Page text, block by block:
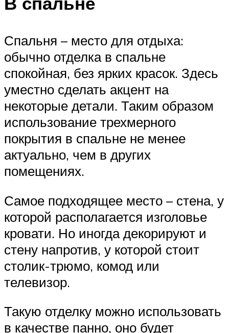
Спальня – место для отдыха:
обычно отделка в спальне
спокойная, без ярких красок. Здесь
уместно сделать акцент на
некоторые детали. Таким образом
использование трехмерного
покрытия в спальне не менее
актуально, чем в других
помещениях.
Самое подходящее место – стена, у
которой располагается изголовье
кровати. Но иногда декорируют и
стену напротив, у которой стоит
столик-трюмо, комод или
телевизор.
Такую отделку можно использовать
в качестве панно, оно будет